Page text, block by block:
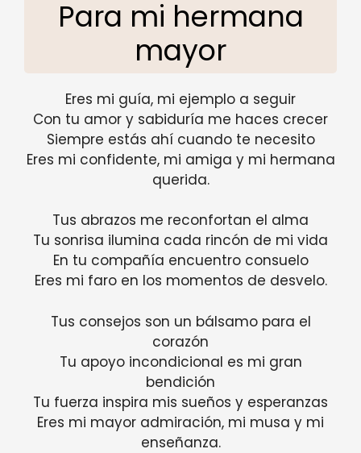
Para mi hermana
mayor
Eres mi guía, mi ejemplo a seguir
Con tu amor y sabiduría me haces crecer
Siempre estás ahí cuando te necesito
Eres mi confidente, mi amiga y mi hermana
querida.
Tus abrazos me reconfortan el alma
Tu sonrisa ilumina cada rincón de mi vida
En tu compañía encuentro consuelo
Eres mi faro en los momentos de desvelo.
Tus consejos son un bálsamo para el
corazón
Tu apoyo incondicional es mi gran
bendición
Tu fuerza inspira mis sueños y esperanzas
Eres mi mayor admiración, mi musa y mi
enseñanza.